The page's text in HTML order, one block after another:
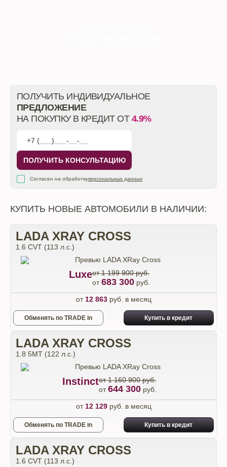
ПОЛУЧИТЬ ИНДИВИДУАЛЬНОЕ
ПРЕДЛОЖЕНИЕ
НА ПОКУПКУ В КРЕДИТ ОТ 4.9%
ПОЛУЧИТЬ КОНСУЛЬТАЦИЮ
Согласен на обработкуперсональных данных
КУПИТЬ НОВЫЕ АВТОМОБИЛИ В НАЛИЧИИ:
LADA XRAY CROSS
1.6 CVT (113 л.с.)
Luxeот 1 199 900 руб.
от683 300 руб.
от 12 863руб. в месяц
Обменять по TRADE in Купить в кредит
LADA XRAY CROSS
1.8 5МТ (122 л.с.)
Instinctот 1 160 900 руб.
от644 300 руб.
от 12 129руб. в месяц
Обменять по TRADE in Купить в кредит
LADA XRAY CROSS
1.6 CVT (113 л.с.)